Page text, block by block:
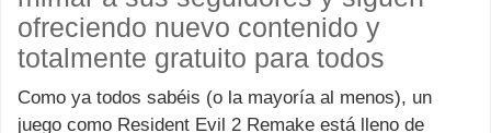
ofreciendo nuevo contenido y
totalmente gratuito para todos
Como ya todos sabéis (o la mayoría al menos), un
juego como Resident Evil 2 Remake está lleno de